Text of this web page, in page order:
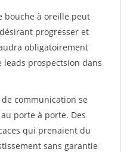
bouche à oreille peut
progresser et
obligatoirement
prospectsion dans
communication se
porte à porte. Des
qui prenaient du
sans garantie